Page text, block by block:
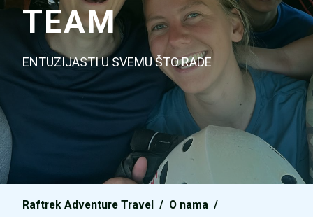
TEAM
ENTUZIJASTI U SVEMU ŠTO RADE
Raftrek Adventure Travel / O nama /